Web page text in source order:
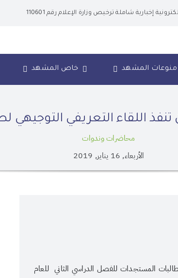
إخبارية شاملة ترخيص وزارة الإعلام رقم 110601
منوعات المشهد خاص المشهد
اللقاء التعريفي التوجيهي
محاضرات وندوات
الأربعاء, 16 يناير, 2019
المستجدات للفصل الدراسي الثاني للعام